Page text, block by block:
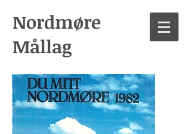
Nordmøre
Mållag